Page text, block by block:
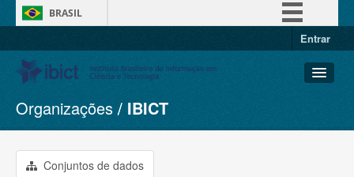
BRASIL
Entrar
Conjuntos de dados
Organizações
Grupos
Organizações IBICT
Conjuntos de dados